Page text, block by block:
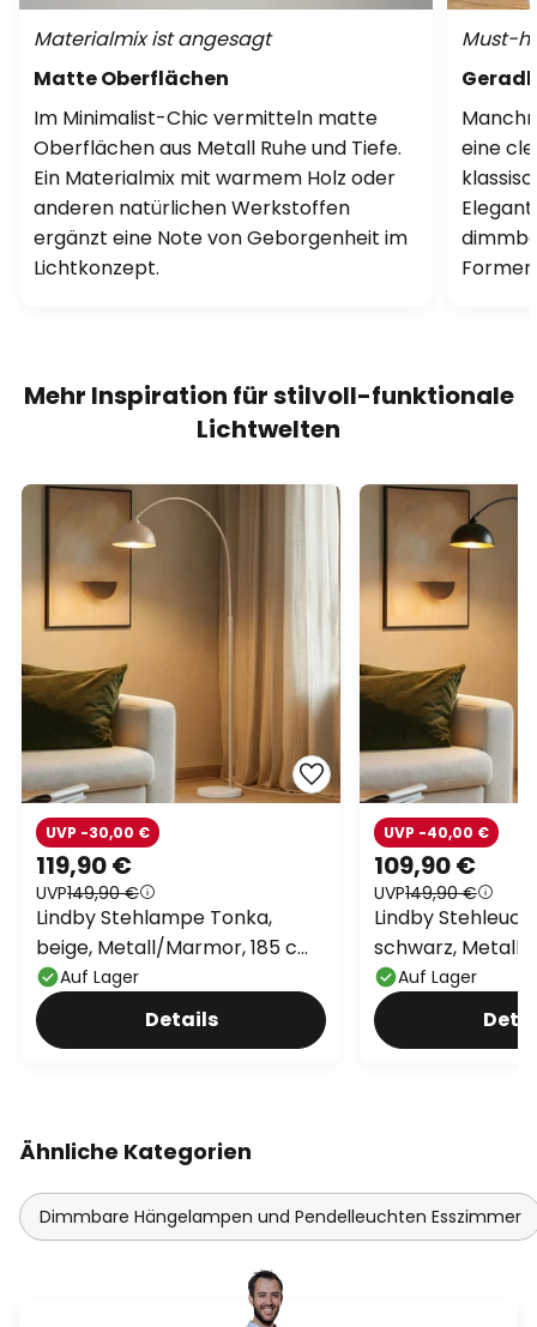
Materialmix ist angesagt
Matte Oberflächen
Im Minimalist-Chic vermitteln matte
Oberflächen aus Metall Ruhe und Tiefe.
Ein Materialmix mit warmem Holz oder
anderen natürlichen Werkstoffen
ergänzt eine Note von Geborgenheit im
Lichtkonzept.
Must-
eine
Mehr Inspiration für stilvoll-funktionale
Lichtwelten
119,90 €
UVP149,90 €
UVP -30,00 €
Lindby Stehlampe Tonka,
beige, Metall/Marmor, 185 cm,
E27Auf Lager
Details
109,90 €
UVP149,90 €
UVP -40,00 €
Lindby
schwarz, Metall,
Auf Lager
Ähnliche Kategorien
Dimmbare Hängelampen und Pendelleuchten Esszimmer